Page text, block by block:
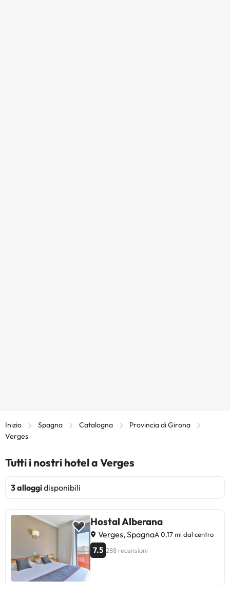
Inizio Spagna Catalogna
Provincia di Girona
Verges
Tutti i nostri hotel a Verges
3 alloggidisponibili
Hostal Alberana
Verges, SpagnaA 0,17 mi dal centro
7.5 288 recensioni